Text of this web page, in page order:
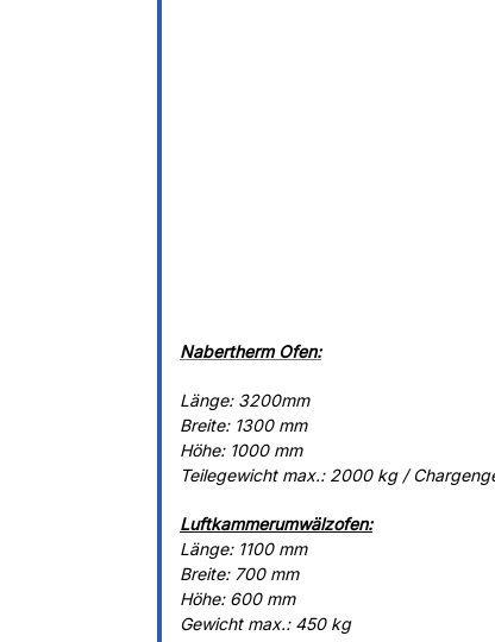
Nabertherm Ofen:
Länge: 3200mm
Breite: 1300 mm
Höhe: 1000 mm
Teilegewicht max.: 2000 kg /
Luftkammerumwälzofen:
Länge: 1100 mm
Breite: 700 mm
Höhe: 600 mm
Gewicht max.: 450 kg